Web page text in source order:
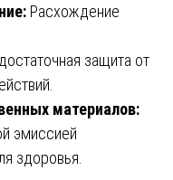
Расхождение
защита от
материалов:
эмиссией
здоровья.